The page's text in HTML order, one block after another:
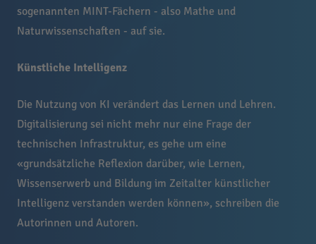
sogenannten MINT-Fächern - also Mathe und
Naturwissenschaften - auf sie.
Künstliche Intelligenz
Die Nutzung von KI verändert das Lernen und Lehren.
Digitalisierung sei nicht mehr nur eine Frage der
technischen Infrastruktur, es gehe um eine
«grundsätzliche Reflexion darüber, wie Lernen,
Wissenserwerb und Bildung im Zeitalter künstlicher
Intelligenz verstanden werden können», schreiben die
Autorinnen und Autoren.